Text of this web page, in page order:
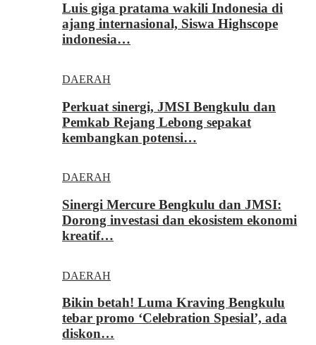
Luis giga pratama wakili Indonesia di
ajang internasional, Siswa Highscope
indonesia…
DAERAH
Perkuat sinergi, JMSI Bengkulu dan
Pemkab Rejang Lebong sepakat
kembangkan potensi…
DAERAH
Sinergi Mercure Bengkulu dan JMSI:
Dorong investasi dan ekosistem ekonomi
kreatif…
DAERAH
Bikin betah! Luma Kraving Bengkulu
tebar promo ‘Celebration Spesial’, ada
diskon…